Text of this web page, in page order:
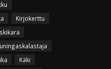
Kirjokerttu
Käki